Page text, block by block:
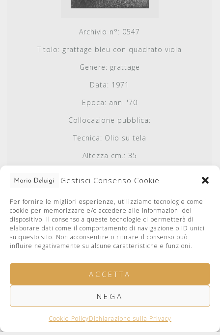
Gestisci Consenso Cookie
Per fornire le migliori esperienze, utilizziamo tecnologie come i
cookie per memorizzare e/o accedere alle informazioni del
dispositivo. Il consenso a queste tecnologie ci permetterà di
elaborare dati come il comportamento di navigazione o ID unici
su questo sito. Non acconsentire o ritirare il consenso può
influire negativamente su alcune caratteristiche e funzioni.
ACCETTA
NEGA
Cookie PolicyDichiarazione sulla Privacy
Archivio n°: 0547
Titolo: grattage bleu con quadrato viola
Genere: grattage
Data: 1971
Epoca: anni '70
Collocazione pubblica:
Tecnica: Olio su tela
Altezza cm.: 35
Autenticato il:
Privacy Policy
Bugno Art Gallery